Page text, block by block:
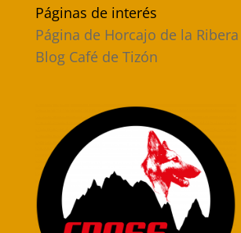
Páginas de interés
Página de Horcajo de la Ribera
Blog Café de Tizón